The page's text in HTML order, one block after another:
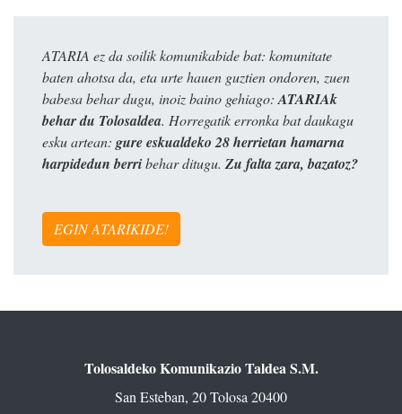
ATARIA ez da soilik komunikabide bat: komunitate
baten ahotsa da, eta urte hauen guztien ondoren, zuen
babesa behar dugu, inoiz baino gehiago: ATARIAk
behar du Tolosaldea. Horregatik erronka bat daukagu
esku artean: gure eskualdeko 28 herrietan hamarna
harpidedun berribehar ditugu. Zu falta zara, bazatoz?
EGIN ATARIKIDE!
Tolosaldeko Komunikazio Taldea S.M.
San Esteban, 20 Tolosa 20400